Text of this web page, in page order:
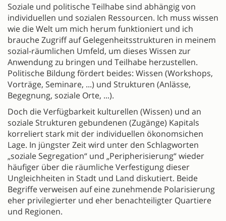
Soziale und politische Teilhabe sind abhängig von
individuellen und sozialen Ressourcen. Ich muss wissen
wie die Welt um mich herum funktioniert und ich
brauche Zugriff auf Gelegenheitsstrukturen in meinem
sozial-räumlichen Umfeld, um dieses Wissen zur
Anwendung zu bringen und Teilhabe herzustellen.
Politische Bildung fördert beides: Wissen (Workshops,
Vorträge, Seminare, ...) und Strukturen (Anlässe,
Begegnung, soziale Orte, ...).
Doch die Verfügbarkeit kulturellen (Wissen) und an
soziale Strukturen gebundenen (Zugänge) Kapitals
korreliert stark mit der individuellen ökonomsichen
Lage. In jüngster Zeit wird unter den Schlagworten
„soziale Segregation“ und „Peripherisierung“ wieder
häufiger über die räumliche Verfestigung dieser
Ungleichheiten in Stadt und Land diskutiert. Beide
Begriffe verweisen auf eine zunehmende Polarisierung
eher privilegierter und eher benachteiligter Quartiere
und Regionen.